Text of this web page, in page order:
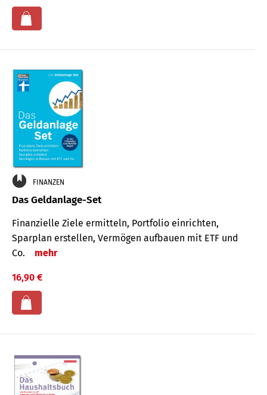
FINANZEN
Das Geldanlage-Set
Finanzielle Ziele ermitteln, Portfolio einrichten,
Sparplan erstellen, Vermögen aufbauen mit ETF und
Co.
mehr
16,90 €